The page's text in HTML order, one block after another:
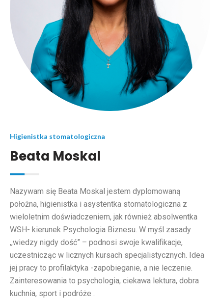
Higienistka stomatologiczna
Beata Moskal
Nazywam się Beata Moskal jestem dyplomowaną
położna, higienistka i asystentka stomatologiczna z
wieloletnim doświadczeniem, jak również absolwentka
WSH- kierunek Psychologia Biznesu. W myśl zasady
,,wiedzy nigdy dość” – podnosi swoje kwalifikacje,
uczestnicząc w licznych kursach specjalistycznych. Idea
jej pracy to profilaktyka -zapobieganie, a nie leczenie.
Zainteresowania to psychologia, ciekawa lektura, dobra
kuchnia, sport i podróże .